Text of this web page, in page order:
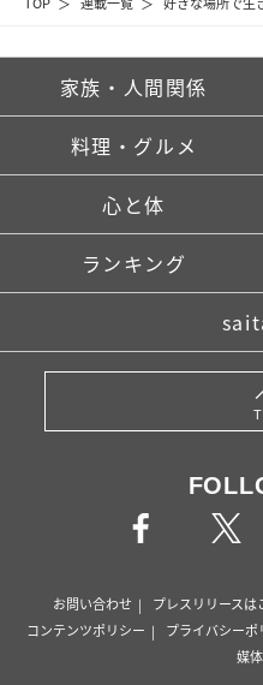
家族・人間関係
料理・グルメ
心と体
ランキング
お問い合わせ プレスリリースは
コンテンツポリシー
プライバシーポ
媒